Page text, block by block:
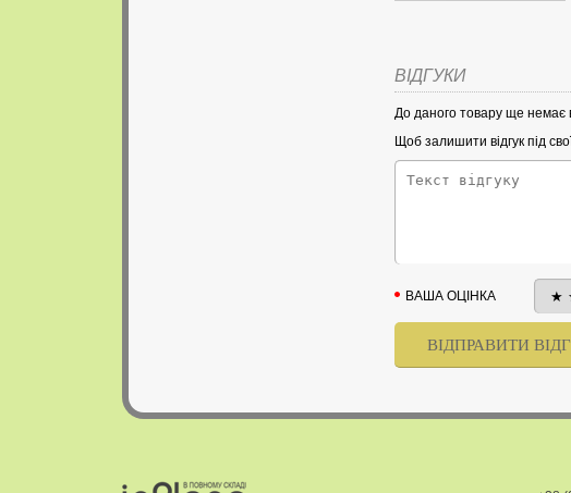
ВІДГУКИ
До даного товару ще немає
Щоб залишити відгук під
ВАША ОЦІНКА